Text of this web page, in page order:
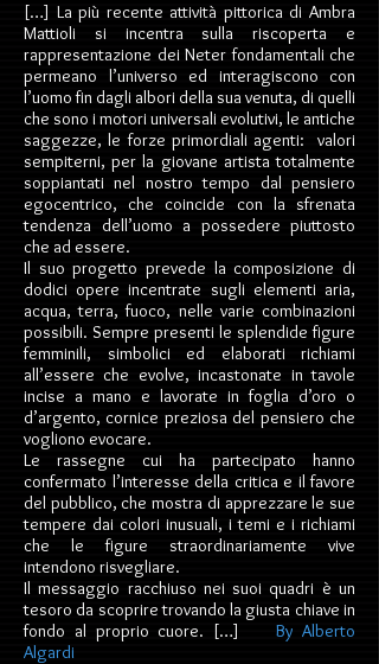
[…] La più recente attività pittorica di Ambra
Mattioli si incentra sulla riscoperta e
rappresentazione dei Neter fondamentali che
permeano l’universo ed interagiscono con
l’uomo fin dagli albori della sua venuta, di quelli
che sono i motori universali evolutivi, le antiche
saggezze, le forze primordiali agenti: valori
sempiterni, per la giovane artista totalmente
soppiantati nel nostro tempo dal pensiero
egocentrico, che coincide con la sfrenata
tendenza dell’uomo a possedere piuttosto
che ad essere.
Il suo progetto prevede la composizione di
dodici opere incentrate sugli elementi aria,
acqua, terra, fuoco, nelle varie combinazioni
possibili. Sempre presenti le splendide figure
femminili, simbolici ed elaborati richiami
all’essere che evolve, incastonate in tavole
incise a mano e lavorate in foglia d’oro o
d’argento, cornice preziosa del pensiero che
vogliono evocare.
Le rassegne cui ha partecipato hanno
confermato l’interesse della critica e il favore
del pubblico, che mostra di apprezzare le sue
tempere dai colori inusuali, i temi e i richiami
che le figure straordinariamente vive
intendono risvegliare.
Il messaggio racchiuso nei suoi quadri è un
tesoro da scoprire trovando la giusta chiave in
fondo al proprio cuore. […]By Alberto
Algardi